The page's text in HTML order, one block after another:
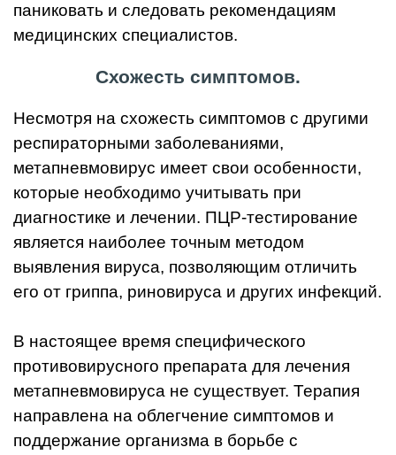
паниковать и следовать рекомендациям
медицинских специалистов.
Схожесть симптомов.
Несмотря на схожесть симптомов с другими
респираторными заболеваниями,
метапневмовирус имеет свои особенности,
которые необходимо учитывать при
диагностике и лечении. ПЦР-тестирование
является наиболее точным методом
выявления вируса, позволяющим отличить
его от гриппа, риновируса и других инфекций.
В настоящее время специфического
противовирусного препарата для лечения
метапневмовируса не существует. Терапия
направлена на облегчение симптомов и
поддержание организма в борьбе с